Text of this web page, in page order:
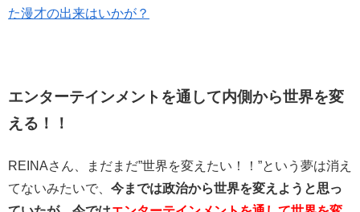
た漫才の出来はいかが？
エンターテインメントを通して内側から世界を変
える！！
REINAさん、まだまだ”世界を変えたい！！”という夢は消え
てないみたいで、 今までは政治から世界を変えようと思っ